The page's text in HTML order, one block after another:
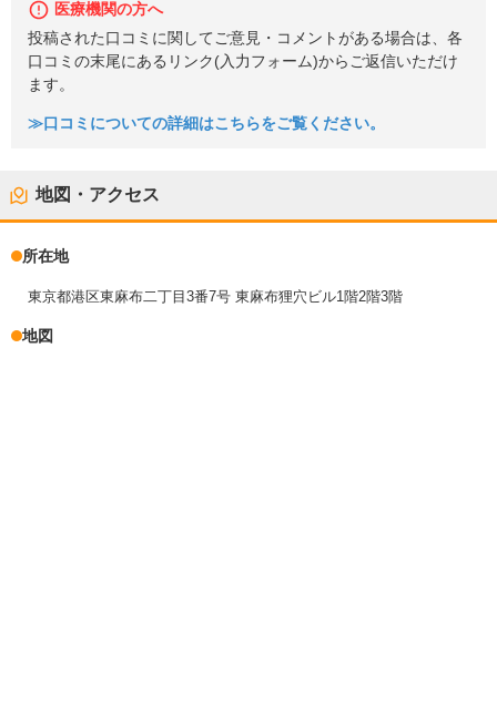
医療機関の方へ
投稿された口コミに関してご意見・コメントがある場合は、各
口コミの末尾にあるリンク(入力フォーム)からご返信いただけ
ます。
≫口コミについての詳細はこちらをご覧ください。
地図・アクセス
所在地
東京都港区東麻布二丁目3番7号 東麻布狸穴ビル1階2階3階
地図